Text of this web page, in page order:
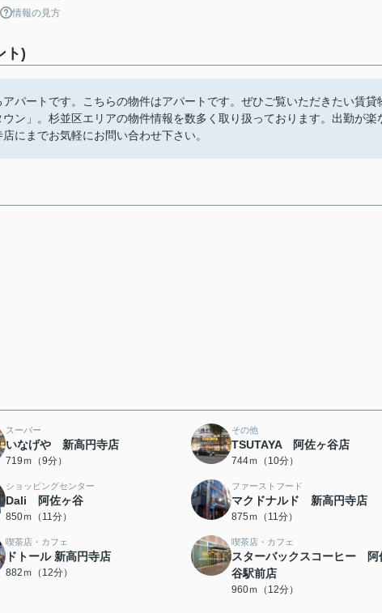
情報の見方
ト)
パートです。こちらの物件はアパートです。ぜひご覧いただきたい賃貸
ン」。杉並区エリアの物件情報を数多く取り扱っております。出勤が楽
にまでお気軽にお問い合わせ下さい。
スーパー
いなげや 新高円寺店
719ｍ（9分）
その他
TSUTAYA 阿佐ヶ谷店
744ｍ（10分）
ショッピングセンター
Dali 阿佐ヶ谷
850ｍ（11分）
ファーストフード
マクドナルド 新高円寺店
875ｍ（11分）
喫茶店・カフェ
ドトール 新高円寺店
882ｍ（12分）
喫茶店・カフェ
スターバックスコーヒー 阿
谷駅前店
960ｍ（12分）